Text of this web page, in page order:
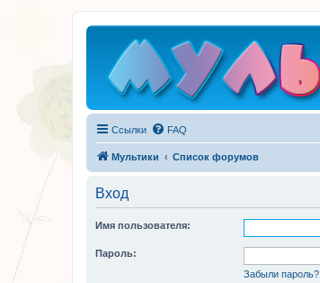
Ссылки FAQ
Мультики Список форумов
Вход
Имя пользователя:
Пароль:
Забыли пароль?